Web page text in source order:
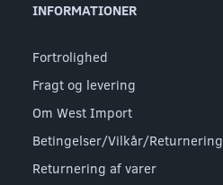
INFORMATIONER
Fortrolighed
Fragt og levering
Om West Import
Betingelser/Vilkår/Returnering
Returnering af varer